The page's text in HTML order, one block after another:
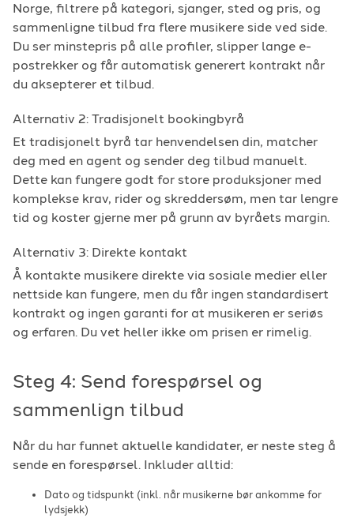
Norge, filtrere på kategori, sjanger, sted og pris, og
sammenligne tilbud fra flere musikere side ved side.
Du ser minstepris på alle profiler, slipper lange e-
postrekker og får automatisk generert kontrakt når
du aksepterer et tilbud.
Alternativ 2: Tradisjonelt bookingbyrå
Et tradisjonelt byrå tar henvendelsen din, matcher
deg med en agent og sender deg tilbud manuelt.
Dette kan fungere godt for store produksjoner med
komplekse krav, rider og skreddersøm, men tar lengre
tid og koster gjerne mer på grunn av byråets margin.
Alternativ 3: Direkte kontakt
Å kontakte musikere direkte via sosiale medier eller
nettside kan fungere, men du får ingen standardisert
kontrakt og ingen garanti for at musikeren er seriøs
og erfaren. Du vet heller ikke om prisen er rimelig.
Steg 4: Send forespørsel og
sammenlign tilbud
Når du har funnet aktuelle kandidater, er neste steg å
sende en forespørsel. Inkluder alltid:
Dato og tidspunkt (inkl. når musikerne bør ankomme for
lydsjekk)